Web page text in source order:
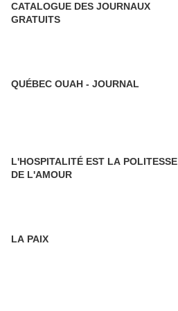
CATALOGUE DES JOURNAUX
GRATUITS
QUÉBEC OUAH - JOURNAL
L'HOSPITALITÉ EST LA POLITESSE
DE L'AMOUR
LA PAIX